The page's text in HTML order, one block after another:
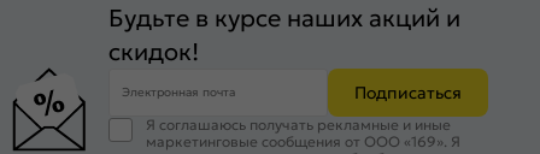
Будьте в курсе наших акций и
скидок!
Электронная почта Подписаться
Я соглашаюсь получать рекламные и иные
маркетинговые сообщения от ООО «169». Я